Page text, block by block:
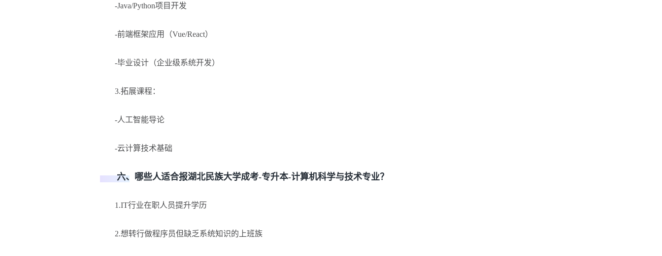
-Java/Python项目开发
-前端框架应用（Vue/React）
-毕业设计（企业级系统开发）
3.拓展课程：
-人工智能导论
-云计算技术基础
六、哪些人适合报湖北民族大学成考-专升本-计算机科学与技术专业？
1.IT行业在职人员提升学历
2.想转行做程序员但缺乏系统知识的上班族